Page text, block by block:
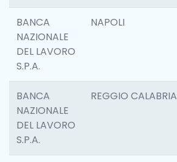
BANCA
NAZIONALE
DEL LAVORO
S.P.A.
NAPOLI
BANCA
NAZIONALE
DEL LAVORO
S.P.A.
REGGIO CALABRIA